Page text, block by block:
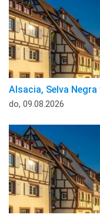
Alsacia, Selva Negra
do, 09.08.2026